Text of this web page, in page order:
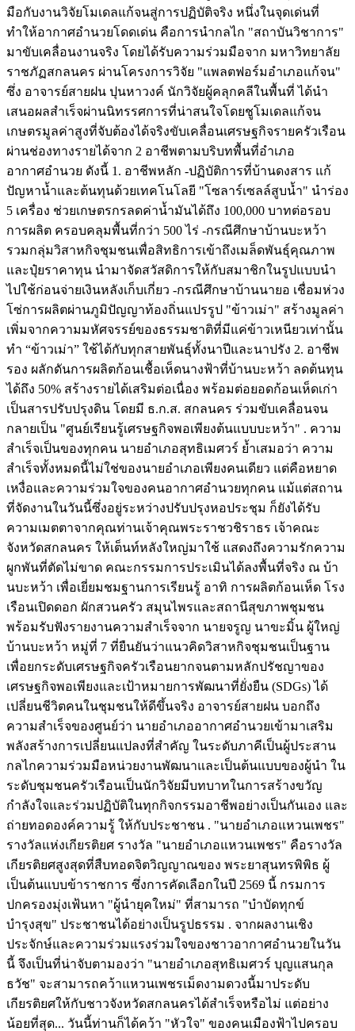
มือกับงานวิจัยโมเดลแก้จนสู่การปฏิบัติจริง หนึ่งในจุดเด่นที่
ทำให้อากาศอำนวยโดดเด่น คือการนำกลไก "สถาบันวิชาการ"
มาขับเคลื่อนงานจริง โดยได้รับความร่วมมือจาก มหาวิทยาลัย
ราชภัฏสกลนคร ผ่านโครงการวิจัย "แพลตฟอร์มอำเภอแก้จน"
ซึ่ง อาจารย์สายฝน ปุนหาวงค์ นักวิจัยผู้คลุกคลีในพื้นที่ ได้นำ
เสนอผลสำเร็จผ่านนิทรรศการที่น่าสนใจโดยชูโมเดลแก้จน
เกษตรมูลค่าสูงที่จับต้องได้จริงขับเคลื่อนเศรษฐกิจรายครัวเรือน
ผ่านช่องทางรายได้จาก 2 อาชีพตามบริบทพื้นที่อำเภอ
อากาศอำนวย ดังนี้ 1. อาชีพหลัก -ปฏิบัติการที่บ้านดงสาร แก้
ปัญหาน้ำและต้นทุนด้วยเทคโนโลยี "โซลาร์เซลล์สูบน้ำ" นำร่อง
5 เครื่อง ช่วยเกษตรกรลดค่าน้ำมันได้ถึง 100,000 บาทต่อรอบ
การผลิต ครอบคลุมพื้นที่กว่า 500 ไร่ -กรณีศึกษาบ้านบะหว้า
รวมกลุ่มวิสาหกิจชุมชนเพื่อสิทธิการเข้าถึงเมล็ดพันธุ์คุณภาพ
และปุ๋ยราคาทุน นำมาจัดสวัสดิการให้กับสมาชิกในรูปแบบนำ
ไปใช้ก่อนจ่ายเงินหลังเก็บเกี่ยว -กรณีศึกษาบ้านนายอ เชื่อมห่วง
โซ่การผลิตผ่านภูมิปัญญาท้องถิ่นแปรรูป "ข้าวเม่า" สร้างมูลค่า
เพิ่มจากความมหัศจรรย์ของธรรมชาติที่มีแค่ข้าวเหนียวเท่านั้น
ทำ “ข้าวเม่า” ใช้ได้กับทุกสายพันธุ์ทั้งนาปีและนาปรัง 2. อาชีพ
รอง ผลักดันการผลิตก้อนเชื้อเห็ดนางฟ้าที่บ้านบะหว้า ลดต้นทุน
ได้ถึง 50% สร้างรายได้เสริมต่อเนื่อง พร้อมต่อยอดก้อนเห็ดเก่า
เป็นสารปรับปรุงดิน โดยมี ธ.ก.ส. สกลนคร ร่วมขับเคลื่อนจน
กลายเป็น "ศูนย์เรียนรู้เศรษฐกิจพอเพียงต้นแบบบะหว้า" . ความ
สำเร็จเป็นของทุกคน นายอำเภอสุทธิเมศวร์ ย้ำเสมอว่า ความ
สำเร็จทั้งหมดนี้ไม่ใช่ของนายอำเภอเพียงคนเดียว แต่คือหยาด
เหงื่อและความร่วมใจของคนอากาศอำนวยทุกคน แม้แต่สถาน
ที่จัดงานในวันนี้ซึ่งอยู่ระหว่างปรับปรุงหอประชุม ก็ยังได้รับ
ความเมตตาจากคุณท่านเจ้าคุณพระราชวชิราธร เจ้าคณะ
จังหวัดสกลนคร ให้เต็นท์หลังใหญ่มาใช้ แสดงถึงความรักความ
ผูกพันที่ตัดไม่ขาด คณะกรรมการประเมินได้ลงพื้นที่จริง ณ บ้า
นบะหว้า เพื่อเยี่ยมชมฐานการเรียนรู้ อาทิ การผลิตก้อนเห็ด โรง
เรือนเปิดดอก ผักสวนครัว สมุนไพรและสถานีสุขภาพชุมชน
พร้อมรับฟังรายงานความสำเร็จจาก นายจรูญ นาขะมิ้น ผู้ใหญ่
บ้านบะหว้า หมู่ที่ 7 ที่ยืนยันว่าแนวคิดวิสาหกิจชุมชนเป็นฐาน
เพื่อยกระดับเศรษฐกิจครัวเรือนยากจนตามหลักปรัชญาของ
เศรษฐกิจพอเพียงและเป้าหมายการพัฒนาที่ยั่งยืน (SDGs) ได้
เปลี่ยนชีวิตคนในชุมชนให้ดีขึ้นจริง อาจารย์สายฝน บอกถึง
ความสำเร็จของศูนย์ว่า นายอำเภออากาศอำนวยเข้ามาเสริม
พลังสร้างการเปลี่ยนแปลงที่สำคัญ ในระดับภาคีเป็นผู้ประสาน
กลไกความร่วมมือหน่วยงานพัฒนาและเป็นต้นแบบของผู้นำ ใน
ระดับชุมชนครัวเรือนเป็นนักวิจัยมีบทบาทในการสร้างขวัญ
กำลังใจและร่วมปฏิบัติในทุกกิจกรรมอาชีพอย่างเป็นกันเอง และ
ถ่ายทอดองค์ความรู้ ให้กับประชาชน . "นายอำเภอแหวนเพชร"
รางวัลแห่งเกียรติยศ รางวัล "นายอำเภอแหวนเพชร" คือรางวัล
เกียรติยศสูงสุดที่สืบทอดจิตวิญญาณของ พระยาสุนทรพิพิธ ผู้
เป็นต้นแบบข้าราชการ ซึ่งการคัดเลือกในปี 2569 นี้ กรมการ
ปกครองมุ่งเฟ้นหา "ผู้นำยุคใหม่" ที่สามารถ "บำบัดทุกข์
บำรุงสุข" ประชาชนได้อย่างเป็นรูปธรรม . จากผลงานเชิง
ประจักษ์และความร่วมแรงร่วมใจของชาวอากาศอำนวยในวัน
นี้ จึงเป็นที่น่าจับตามองว่า "นายอำเภอสุทธิเมศวร์ บุญแสนกุล
ธวัช" จะสามารถคว้าแหวนเพชรเม็ดงามดวงนี้มาประดับ
เกียรติยศให้กับชาวจังหวัดสกลนครได้สำเร็จหรือไม่ แต่อย่าง
น้อยที่สุด... วันนี้ท่านก็ได้คว้า "หัวใจ" ของคนเมืองฟ้าไปครอบ